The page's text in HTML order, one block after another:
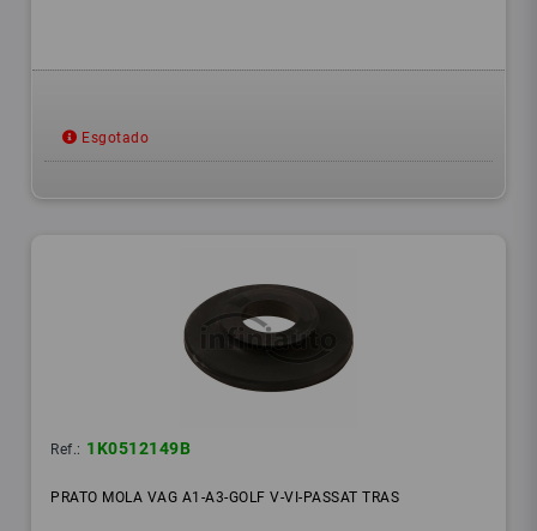
Esgotado
Ref.: 1K0512149B
PRATO MOLA VAG A1-A3-GOLF V-VI-PASSAT TRAS